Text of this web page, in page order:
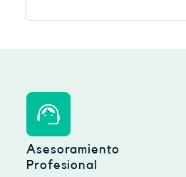
Asesoramiento
Profesional